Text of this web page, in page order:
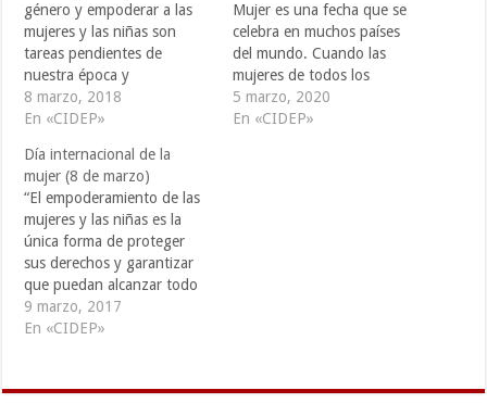
género y empoderar a las
mujeres y las niñas son
tareas pendientes de
nuestra época y
constituyen el mayor
desafío en materia de
mundo». António Guterres,
Secretario General de las
Naciones Unidas. l Día
Internacional de la Mujer es
una fecha que se…
8 marzo, 2018
En «CIDEP»
Mujer es una fecha que se
celebra en muchos países
del mundo. Cuando las
mujeres de todos los
continentes, a menudo
separadas por fronteras
5 marzo, 2020
En «CIDEP»
Día internacional de la
mujer (8 de marzo)
“El empoderamiento de las
mujeres y las niñas es la
única forma de proteger
sus derechos y garantizar
que puedan alcanzar todo
su potencial”. António
Guterres l Día Internacional
femeninos en todo el
9 marzo, 2017
En «CIDEP»